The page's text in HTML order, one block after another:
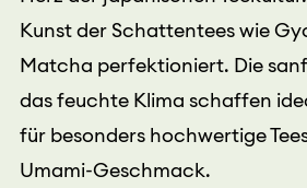
Kunst der Schattentees wie
Matcha perfektioniert. Die
das feuchte Klima schaffen
für besonders hochwertige
Umami-Geschmack.